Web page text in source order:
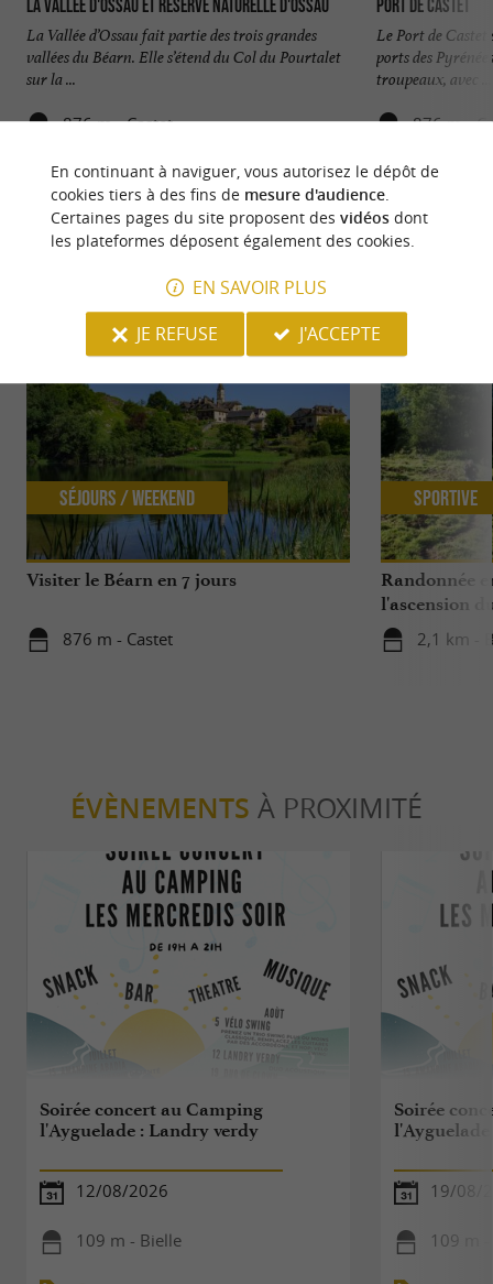
La Vallée d'Ossau et Réserve Naturelle d'Ossau
La Vallée d’Ossau fait partie des trois grandes
vallées du Béarn. Elle s’étend du Col du Pourtalet
sur la ...
876 m - Castet
Port de Castet
Le Port de Castet
ports des
troupeaux, avec ...
876 m -
NOUS AVONS TESTÉPOUR VOUS
Visiter le Béarn en 7 jours
876 m - Castet
Séjours / Weekend
Randonnée
l'ascension
2,1 km -
Sportive
ÉVÈNEMENTS À PROXIMITÉ
Soirée concert au Camping
l'Ayguelade : Landry verdy
12/08/2026
109 m - Bielle
Soirée
19/08/
109 m
En continuant à naviguer, vous autorisez le dépôt de
cookies tiers à des fins de mesure d'audience.
Certaines pages du site proposent des vidéosdont
les plateformes déposent également des cookies.
EN SAVOIR PLUS
JE REFUSE
J'ACCEPTE